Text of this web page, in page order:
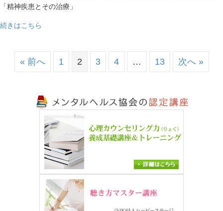
「精神疾患とその治療」
続きはこちら
« 前へ 1 2 3 4 … 13 次へ »